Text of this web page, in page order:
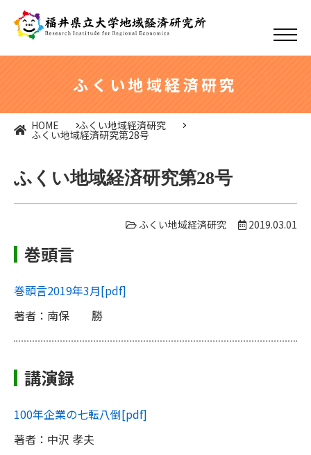
ふくい地域経済研究
HOME ふくい地域経済研究
ふくい地域経済研究第28号
ふくい地域経済研究第28号
ふくい地域経済研究 2019.03.01
巻頭言
巻頭言2019年3月[pdf]
著者：南保 勝
講演録
100年企業の七転八倒[pdf]
著者：中沢 孝夫